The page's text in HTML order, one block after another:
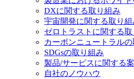
DXに関する取り組み
宇宙開発に関する取り組
ゼロトラストに関する
カーボンニュートラル
SDGsの取り組み
製品/サービスに関する
自社のノウハウ